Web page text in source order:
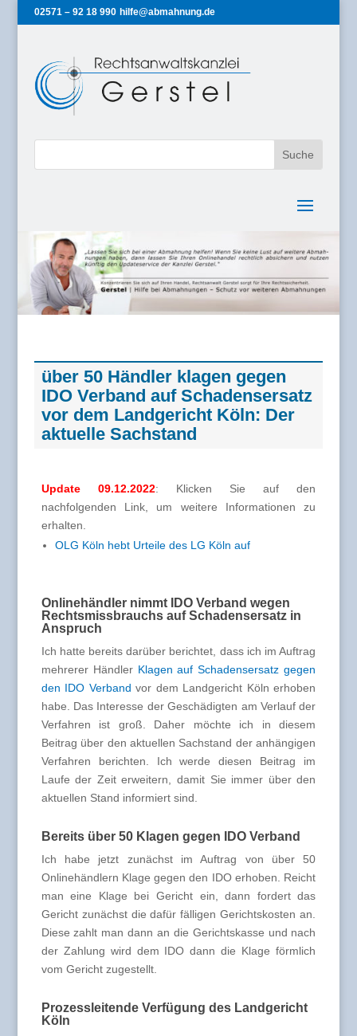
02571 – 92 18 990 hilfe@abmahnung.de
über 50 Händler klagen gegen
IDO Verband auf Schadensersatz
vor dem Landgericht Köln: Der
aktuelle Sachstand
Update 09.12.2022: Klicken Sie auf den
nachfolgenden Link, um weitere Informationen zu
erhalten.
OLG Köln hebt Urteile des LG Köln auf
Onlinehändler nimmt IDO Verband wegen
Rechtsmissbrauchs auf Schadensersatz in
Anspruch
Ich hatte bereits darüber berichtet, dass ich im Auftrag
mehrerer Händler Klagen auf Schadensersatz gegen
den IDO Verband vor dem Landgericht Köln erhoben
habe. Das Interesse der Geschädigten am Verlauf der
Verfahren ist groß. Daher möchte ich in diesem
Beitrag über den aktuellen Sachstand der anhängigen
Verfahren berichten. Ich werde diesen Beitrag im
Laufe der Zeit erweitern, damit Sie immer über den
aktuellen Stand informiert sind.
Bereits über 50 Klagen gegen IDO Verband
Ich habe jetzt zunächst im Auftrag von über 50
Onlinehändlern Klage gegen den IDO erhoben. Reicht
man eine Klage bei Gericht ein, dann fordert das
Gericht zunächst die dafür fälligen Gerichtskosten an.
Diese zahlt man dann an die Gerichtskasse und nach
der Zahlung wird dem IDO dann die Klage förmlich
vom Gericht zugestellt.
Prozessleitende Verfügung des Landgericht
Köln